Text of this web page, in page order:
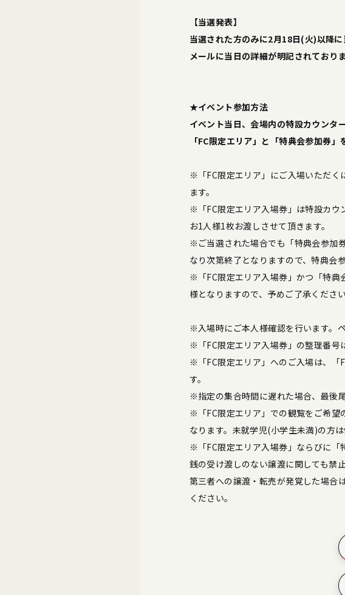
【当選発表】
当選された方のみに2月18日(火)以降に
メールに当日の詳細が明記されており
★イベント参加方法
イベント当日、会場内の特設カウンタ
「FC限定エリア」と「特典会参加券」
※「FC限定エリア」にご入場いただく
ます。
※「FC限定エリア入場券」は特設カウ
お1人様1枚お渡しさせて頂きます。
※ご当選された場合でも「特典会参加
なり次第終了となりますので、特典会
※「FC限定エリア入場券」かつ「特典
様となりますので、予めご了承ください
※入場時にご本人様確認を行います。
※「FC限定エリア入場券」の整理番号
※「FC限定エリア」へのご入場は、「
す。
※指定の集合時間に遅れた場合、最後
※「FC限定エリア」での観覧をご希望
なります。未就学児(小学生未満)の方
※「FC限定エリア入場券」ならびに「
銭の受け渡しのない譲渡に関しても禁
第三者への譲渡・転売が発覚した場合
ください。